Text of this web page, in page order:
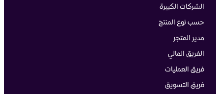
الشركات الكبيرة
حسب نوع المنتج
مدير المتجر
الفريق المالي
فريق العمليات
فريق التسويق